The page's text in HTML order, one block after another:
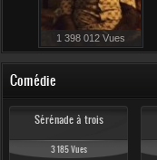
1 398 012 Vues
Comédie
Sérénade à trois
3 185 Vues